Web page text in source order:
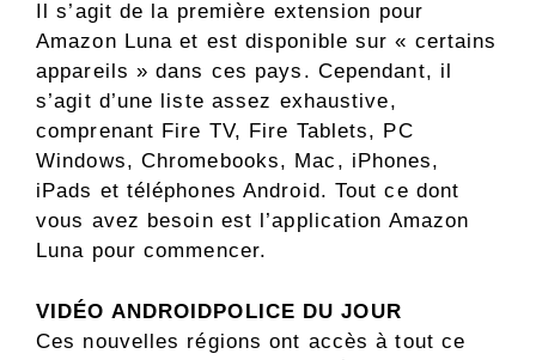
Il s’agit de la première extension pour
Amazon Luna et est disponible sur « certains
appareils » dans ces pays. Cependant, il
s’agit d’une liste assez exhaustive,
comprenant Fire TV, Fire Tablets, PC
Windows, Chromebooks, Mac, iPhones,
iPads et téléphones Android. Tout ce dont
vous avez besoin est l’application Amazon
Luna pour commencer.
VIDÉO ANDROIDPOLICE DU JOUR
Ces nouvelles régions ont accès à tout ce